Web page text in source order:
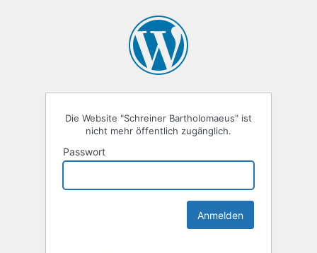
Die Website "Schreiner Bartholomaeus" ist
nicht mehr öffentlich zugänglich.
Passwort